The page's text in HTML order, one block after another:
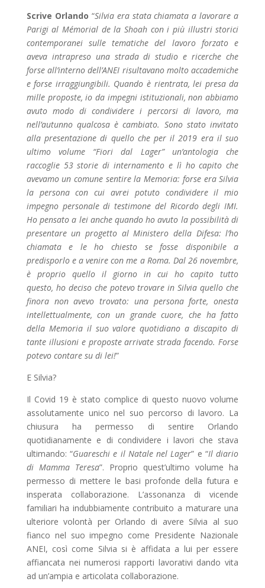
Scrive Orlando “Silvia era stata chiamata a lavorare a
Parigi al Mémorial de la Shoah con i più illustri storici
contemporanei sulle tematiche del lavoro forzato e
aveva intrapreso una strada di studio e ricerche che
forse all’interno dell’ANEI risultavano molto accademiche
e forse irraggiungibili. Quando è rientrata, lei presa da
mille proposte, io da impegni istituzionali, non abbiamo
avuto modo di condividere i percorsi di lavoro, ma
nell’autunno qualcosa è cambiato. Sono stato invitato
alla presentazione di quello che per il 2019 era il suo
ultimo volume “Fiori dal Lager” un’antologia che
raccoglie 53 storie di internamento e lì ho capito che
avevamo un comune sentire la Memoria: forse era Silvia
la persona con cui avrei potuto condividere il mio
impegno personale di testimone del Ricordo degli IMI.
Ho pensato a lei anche quando ho avuto la possibilità di
presentare un progetto al Ministero della Difesa: l’ho
chiamata e le ho chiesto se fosse disponibile a
predisporlo e a venire con me a Roma. Dal 26 novembre,
è proprio quello il giorno in cui ho capito tutto
questo, ho deciso che potevo trovare in Silvia quello che
finora non avevo trovato: una persona forte, onesta
intellettualmente, con un grande cuore, che ha fatto
della Memoria il suo valore quotidiano a discapito di
tante illusioni e proposte arrivate strada facendo. Forse
potevo contare su di lei!”
E Silvia?
Il Covid 19 è stato complice di questo nuovo volume
assolutamente unico nel suo percorso di lavoro. La
chiusura ha permesso di sentire Orlando
quotidianamente e di condividere i lavori che stava
ultimando: “Guareschi e il Natale nel Lager” e “Il diario
di Mamma Teresa”. Proprio quest’ultimo volume ha
permesso di mettere le basi profonde della futura e
insperata collaborazione. L’assonanza di vicende
familiari ha indubbiamente contribuito a maturare una
ulteriore volontà per Orlando di avere Silvia al suo
fianco nel suo impegno come Presidente Nazionale
ANEI, così come Silvia si è affidata a lui per essere
affiancata nei numerosi rapporti lavorativi dando vita
ad un’ampia e articolata collaborazione.